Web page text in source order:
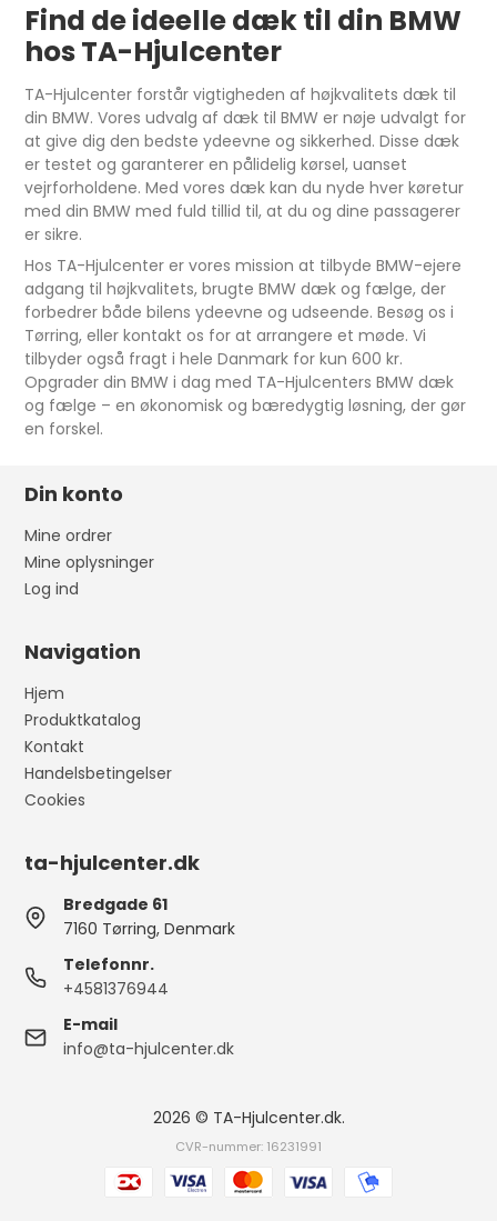
Find de ideelle dæk til din BMW
hos TA-Hjulcenter
TA-Hjulcenter forstår vigtigheden af højkvalitets dæk til
din BMW. Vores udvalg af dæk til BMW er nøje udvalgt for
at give dig den bedste ydeevne og sikkerhed. Disse dæk
er testet og garanterer en pålidelig kørsel, uanset
vejrforholdene. Med vores dæk kan du nyde hver køretur
med din BMW med fuld tillid til, at du og dine passagerer
er sikre.
Hos TA-Hjulcenter er vores mission at tilbyde BMW-ejere
adgang til højkvalitets, brugte BMW dæk og fælge, der
forbedrer både bilens ydeevne og udseende. Besøg os i
Tørring, eller kontakt os for at arrangere et møde. Vi
tilbyder også fragt i hele Danmark for kun 600 kr.
Opgrader din BMW i dag med TA-Hjulcenters BMW dæk
og fælge – en økonomisk og bæredygtig løsning, der gør
en forskel.
Din konto
Mine ordrer
Mine oplysninger
Log ind
Navigation
Hjem
Produktkatalog
Kontakt
Handelsbetingelser
Cookies
ta-hjulcenter.dk
Bredgade 61
7160 Tørring, Denmark
Telefonnr.
+4581376944
E-mail
info@ta-hjulcenter.dk
2026 © TA-Hjulcenter.dk.
CVR-nummer: 16231991